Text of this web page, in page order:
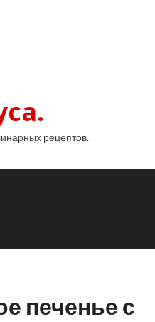
рецептов.
печенье с